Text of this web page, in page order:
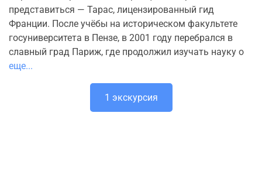
представиться — Тарас, лицензированный гид
Франции. После учёбы на историческом факультете
госуниверситета в Пензе, в 2001 году перебрался в
славный град Париж, где продолжил изучать науку о
еще...
1 экскурсия